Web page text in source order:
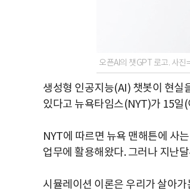
오픈AI의 챗GPT 로고. 사진
생성형 인공지능(AI) 챗봇이 현실
있다고 뉴욕타임스(NYT)가 15일
NYT에 따르면 뉴욕 맨해튼에 사
업무에 활용해왔다. 그러나 지난
시뮬레이션 이론은 우리가 살아